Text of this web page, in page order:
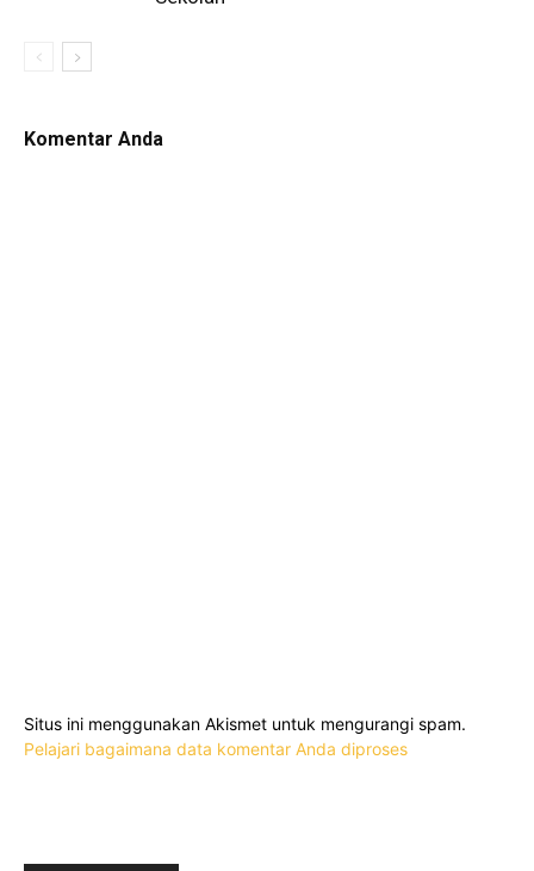
Komentar Anda
Situs ini menggunakan Akismet untuk mengurangi spam.
Pelajari bagaimana data komentar Anda diproses